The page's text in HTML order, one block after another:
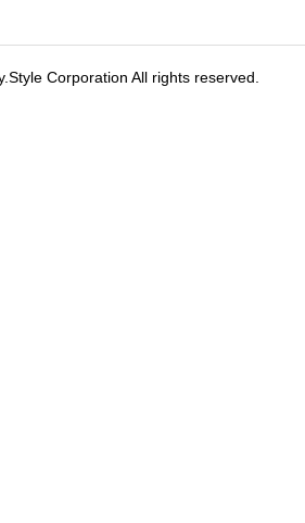
Corporation All rights reserved.